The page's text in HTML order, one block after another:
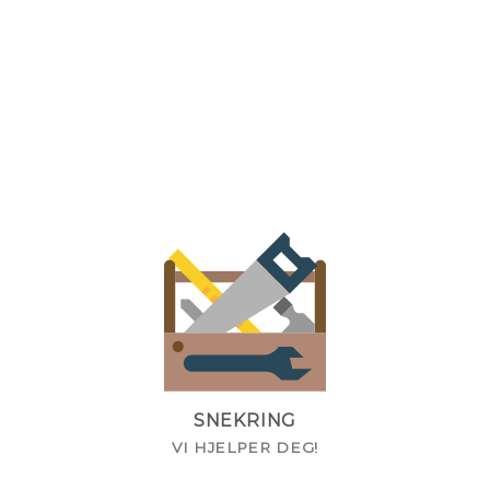
SNEKRING
VI HJELPER DEG!